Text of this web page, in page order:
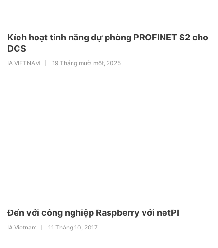
Kích hoạt tính năng dự phòng PROFINET S2 cho
DCS
IA VIETNAM 19 Tháng mười một, 2025
Đến với công nghiệp Raspberry với netPI
IA Vietnam 11 Tháng 10, 2017